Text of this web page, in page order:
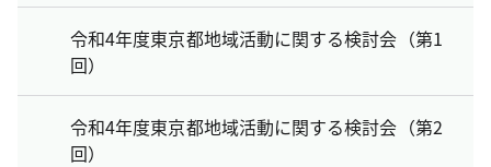
令和4年度東京都地域活動に関する検討会（第1
回）
令和4年度東京都地域活動に関する検討会（第2
回）